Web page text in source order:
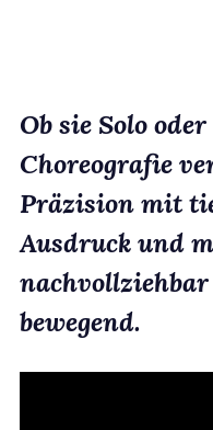
Ob sie Solo
Choreografie
Präzision mit
Ausdruck und
bewegend.